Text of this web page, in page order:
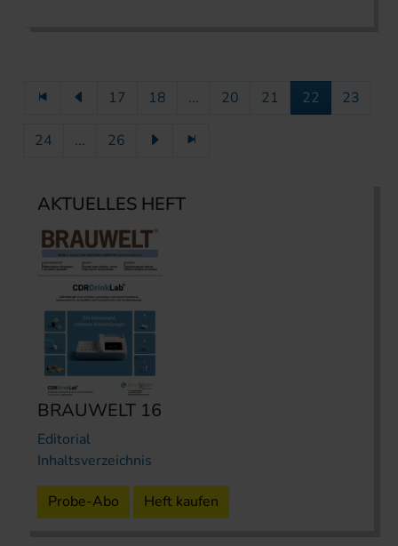
17 18 ... 20 21 22 23
24 ... 26
AKTUELLES HEFT
BRAUWELT 16
Editorial
Inhaltsverzeichnis
Probe-Abo Heft kaufen